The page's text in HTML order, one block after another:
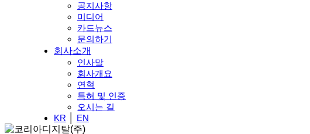
공지사항
미디어
카드뉴스
문의하기
회사소개
인사말
회사개요
연혁
특허 및 인증
오시는 길
KR
EN